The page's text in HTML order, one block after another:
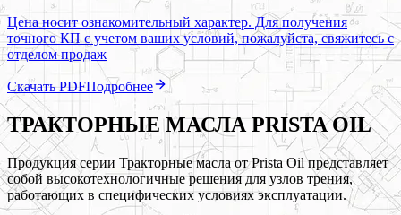
Цена носит ознакомительный характер. Для получения
точного КП с учетом ваших условий, пожалуйста, свяжитесь с
отделом продаж
Скачать PDFПодробнее
ТРАКТОРНЫЕ МАСЛА PRISTA OIL
Продукция серии Тракторные масла от Prista Oil представляет
собой высокотехнологичные решения для узлов трения,
работающих в специфических условиях эксплуатации.